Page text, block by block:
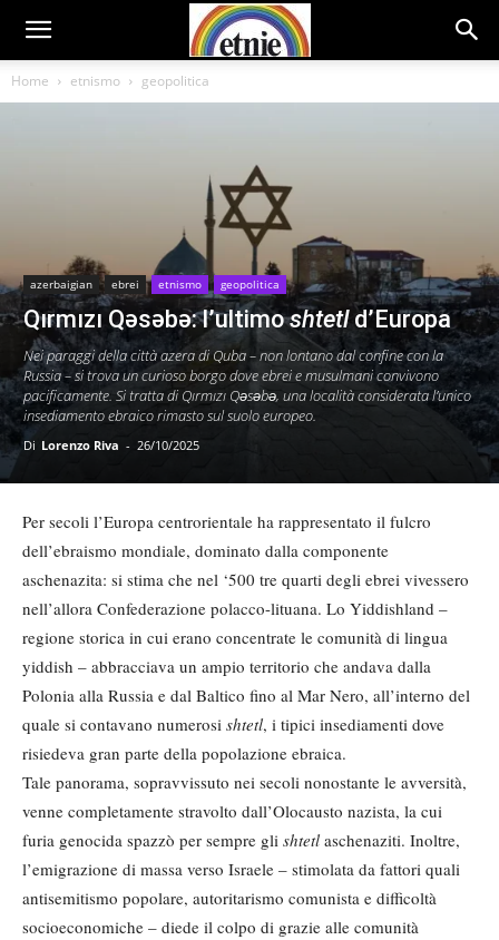
Home etnismo geopolitica
azerbaigian ebrei etnismo geopolitica
Qırmızı Qəsəbə: l’ultimoshtetld’Europa
Nei paraggi della città azera di Quba – non lontano dal confine con la
Russia – si trova un curioso borgo dove ebrei e musulmani convivono
pacificamente. Si tratta di Qırmızı Qəsəbə, una località considerata l’unico
insediamento ebraico rimasto sul suolo europeo.
Di Lorenzo Riva - 26/10/2025
Per secoli l’Europa centrorientale ha rappresentato il fulcro
dell’ebraismo mondiale, dominato dalla componente
aschenazita: si stima che nel ‘500 tre quarti degli ebrei vivessero
nell’allora Confederazione polacco-lituana. Lo Yiddishland –
regione storica in cui erano concentrate le comunità di lingua
yiddish – abbracciava un ampio territorio che andava dalla
Polonia alla Russia e dal Baltico fino al Mar Nero, all’interno del
quale si contavano numerosi shtetl, i tipici insediamenti dove
risiedeva gran parte della popolazione ebraica.
Tale panorama, sopravvissuto nei secoli nonostante le avversità,
venne completamente stravolto dall’Olocausto nazista, la cui
furia genocida spazzò per sempre gli shtetl aschenaziti. Inoltre,
l’emigrazione di massa verso Israele – stimolata da fattori quali
antisemitismo popolare, autoritarismo comunista e difficoltà
socioeconomiche – diede il colpo di grazie alle comunità